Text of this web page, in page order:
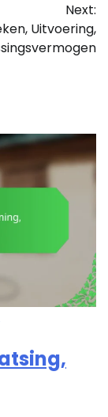
Next:
Uitvoering,